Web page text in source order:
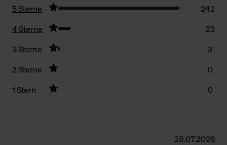
5 Sterne
242
4 Sterne
23
3 Sterne
3
2 Sterne
0
1 Stern
0
28.07.2026